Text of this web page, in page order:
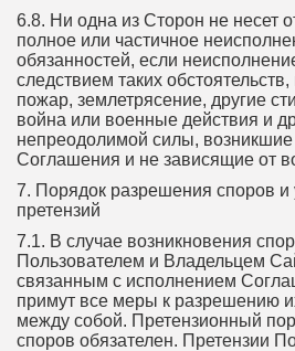
6.8. Ни одна из Сторон не несет
полное или частичное
обязанностей, если
следствием таких
пожар, землетрясение, другие
война или военные действия и
непреодолимой силы,
Соглашения и не зависящие от
7. Порядок разрешения споров и
претензий
7.1. В случае возникновения
Пользователем и Владельцем
связанным с исполнением
примут все меры к разрешению
между собой. Претензионный
споров обязателен. Претензии